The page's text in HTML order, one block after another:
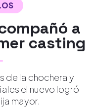
a
casting
de la chochera y
el nuevo logró
mayor.